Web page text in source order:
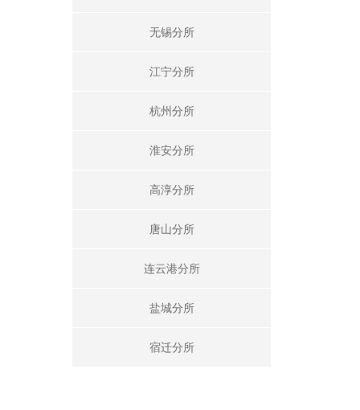
无锡分所
江宁分所
杭州分所
淮安分所
高淳分所
唐山分所
连云港分所
盐城分所
宿迁分所